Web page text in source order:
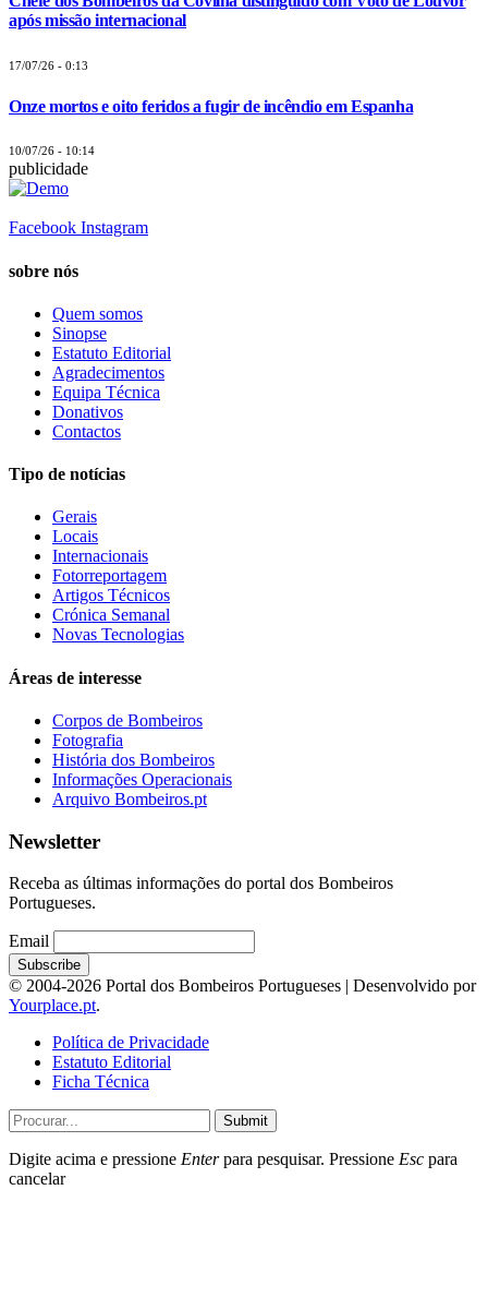
após missão internacional
17/07/26 - 0:13
Onze mortos e oito feridos a fugir de incêndio em Espanha
10/07/26 - 10:14
publicidade
Facebook Instagram
sobre nós
Quem somos
Sinopse
Estatuto Editorial
Agradecimentos
Equipa Técnica
Donativos
Contactos
Tipo de notícias
Gerais
Locais
Internacionais
Fotorreportagem
Artigos Técnicos
Crónica Semanal
Novas Tecnologias
Áreas de interesse
Corpos de Bombeiros
Fotografia
História dos Bombeiros
Informações Operacionais
Arquivo Bombeiros.pt
Newsletter
Receba as últimas informações do portal dos Bombeiros
Portugueses.
Email
© 2004-2026 Portal dos Bombeiros Portugueses | Desenvolvido por
Yourplace.pt.
Política de Privacidade
Estatuto Editorial
Ficha Técnica
Submit
Digite acima e pressione Enterpara pesquisar. Pressione Esc para
cancelar